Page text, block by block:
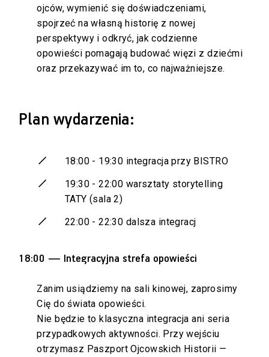
ojców, wymienić się doświadczeniami,
spojrzeć na własną historię z nowej
perspektywy i odkryć, jak codzienne
opowieści pomagają budować więzi z dziećmi
oraz przekazywać im to, co najważniejsze.
Plan wydarzenia:
18:00 - 19:30 integracja przy BISTRO
19:30 - 22:00 warsztaty storytelling
TATY (sala 2)
22:00 - 22:30 dalsza integracj
18:00 — Integracyjna strefa opowieści
Zanim usiądziemy na sali kinowej, zaprosimy
Cię do świata opowieści.
Nie będzie to klasyczna integracja ani seria
przypadkowych aktywności. Przy wejściu
otrzymasz Paszport Ojcowskich Historii —